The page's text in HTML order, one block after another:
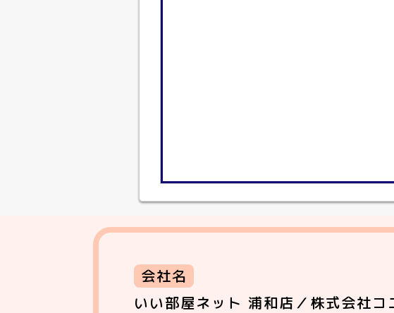
会社名
いい部屋ネット 浦和店／株式会社コ